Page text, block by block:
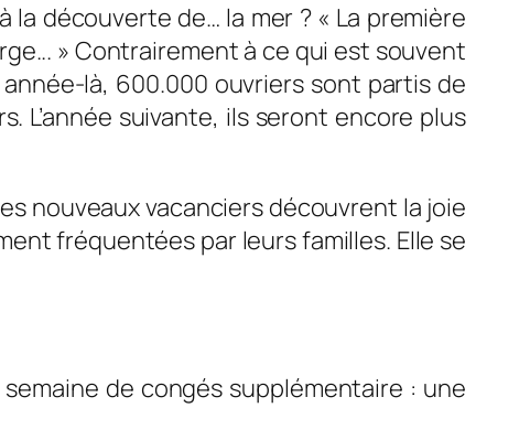
la découverte de… la mer ? « La première
. » Contrairement à ce qui est souvent
là, 600.000 ouvriers sont partis de
L’année suivante, ils seront encore plus
nouveaux vacanciers découvrent la joie
fréquentées par leurs familles. Elle se
de congés supplémentaire : une